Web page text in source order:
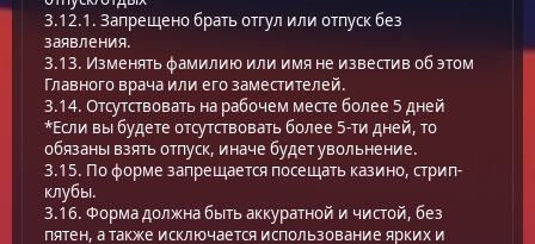
3.12.1. Запрещено брать отгул или отпуск без
заявления.
3.13. Изменять фамилию или имя не известив об этом
Главного врача или его заместителей.
3.14. Отсутствовать на рабочем месте более 5 дней
*Если вы будете отсутствовать более 5-ти дней, то
обязаны взять отпуск, иначе будет увольнение.
3.15. По форме запрещается посещать казино, стрип-
клубы.
3.16. Форма должна быть аккуратной и чистой, без
пятен, а также исключается использование ярких и